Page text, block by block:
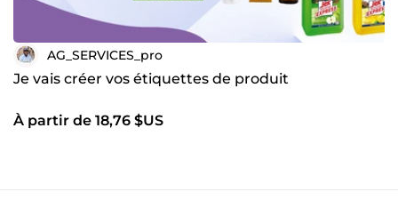
AG_SERVICES_pro
Je vais créer vos étiquettes de produit
À partir de 18,76 $US